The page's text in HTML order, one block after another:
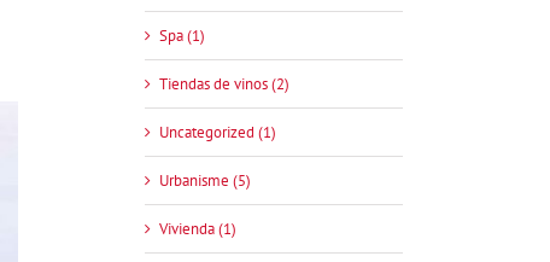
Spa (1)
Tiendas de vinos (2)
Uncategorized (1)
Urbanisme (5)
Vivienda (1)